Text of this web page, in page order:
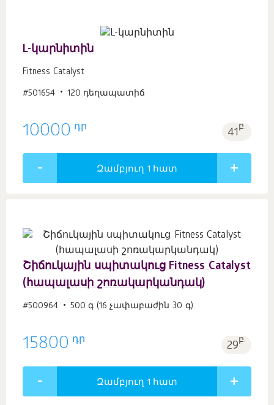
L-կարնիտին
Fitness Catalyst
#501654 120 դեղապատիճ
10000 դր 41բ.
Զամբյուղ 1 հատ
Շիճուկային սպիտակուց Fitness Catalyst
(հապալասի շոռակարկանդակ)
#500964 500 գ (16 չափաբաժին 30 գ)
15800 դր 29բ.
Զամբյուղ 1 հատ